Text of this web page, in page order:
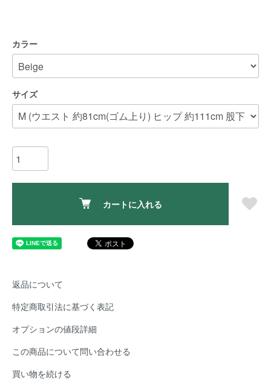
カラー
サイズ
カートに入れる
返品について
特定商取引法に基づく表記
オプションの値段詳細
この商品について問い合わせる
買い物を続ける